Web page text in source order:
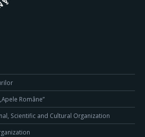
Române”
Scientific and Cultural Organization